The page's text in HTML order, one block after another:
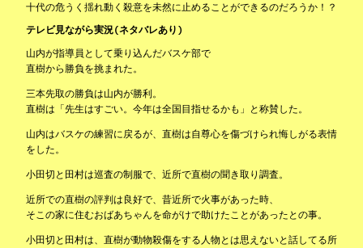
十代の危うく揺れ動く殺意を未然に止めることができるのだろうか！？
テレビ見ながら実況(ネタバレあり)
山内が指導員として乗り込んだバスケ部で
直樹から勝負を挑まれた。
三本先取の勝負は山内が勝利。
直樹は「先生はすごい。今年は全国目指せるかも」と称賛した。
山内はバスケの練習に戻るが、直樹は自尊心を傷づけられ悔しがる表情
をした。
小田切と田村は巡査の制服で、近所で直樹の聞き取り調査。
近所での直樹の評判は良好で、昔近所で火事があった時、
そこの家に住むおばあちゃんを命がけで助けたことがあったとの事。
小田切と田村は、直樹が動物殺傷をする人物とは思えないと話してる所